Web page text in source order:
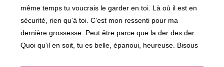
même temps tu voucrais le garder en toi. Là où il est en
sécurité, rien qu’à toi. C’est mon ressenti pour ma
dernière grossesse. Peut être parce que la der des der.
Quoi qu’il en soit, tu es belle, épanoui, heureuse. Bisous